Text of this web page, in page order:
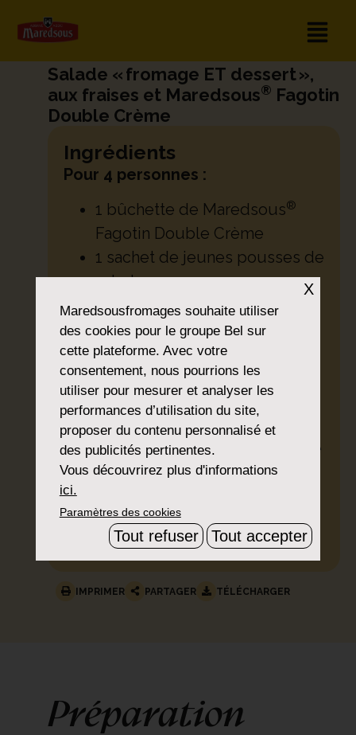
Salade « fromage ET dessert »,
aux fraises et Maredsous® Fagotin
Double Crème
Ingrédients
Pour 4 personnes :
1 bûchette de Maredsous®
Fagotin Double Crème
1 sachet de jeunes pousses de
salade
1 ravier de fraises
¼ d’oignon rouge
2 cuillères à soupe de miel
liquide
1 cuillère à soupe d’huile
d’olive
2 cuillères à soupe de vinaigre
de framboise
Quelques brins de ciboulette
Sel, poivre
IMPRIMER PARTAGER TÉLÉCHARGER
Préparation
X
Maredsousfromages souhaite utiliser
des cookies pour le groupe Bel sur
cette plateforme. Avec votre
consentement, nous pourrions les
utiliser pour mesurer et analyser les
performances d’utilisation du site,
proposer du contenu personnalisé et
des publicités pertinentes.
Vous découvrirez plus d'informations
ici.
Paramètres des cookies
Tout refuser Tout accepter